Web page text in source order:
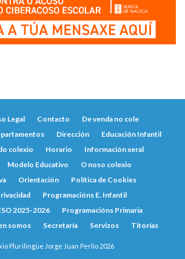
Legal Contacto
De venda no cole
Dirección
Educación Infantil
colexio Horario
Información xeral
Modelo Educativo
O noso colexio
Orientación
Política de Cookies
Programacións E. Infantil
2025-2026
Programacións Primaria
somos Secretaría Servizos Titorías
Plurilingüe Jorge Juan Perlío 2026